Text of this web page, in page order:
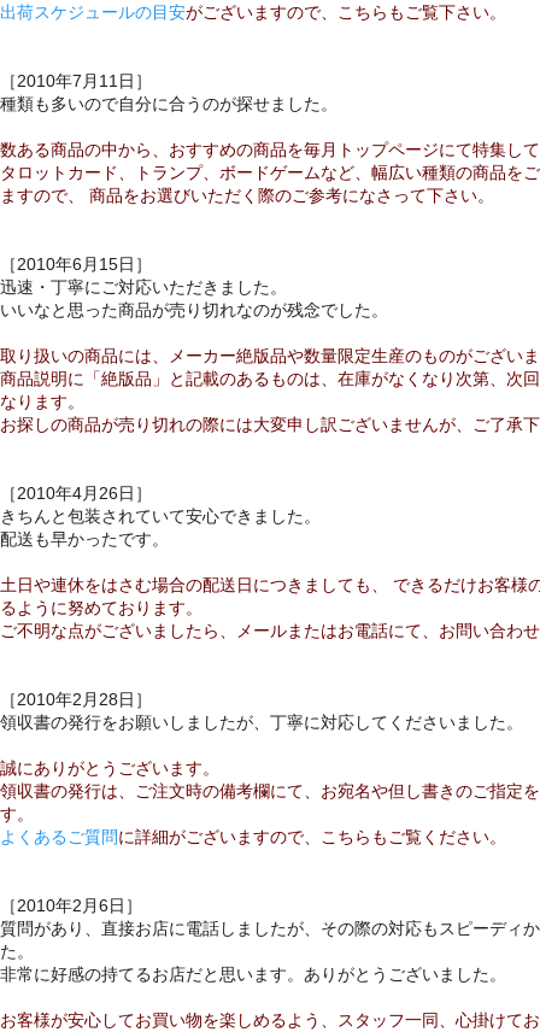
出荷スケジュールの目安がございますので、こちらもご覧下さい。
［2010年7月11日］
種類も多いので自分に合うのが探せました。
数ある商品の中から、おすすめの商品を毎月トップページにて特集し
タロットカード、トランプ、ボードゲームなど、幅広い種類の商品を
ますので、 商品をお選びいただく際のご参考になさって下さい。
［2010年6月15日］
迅速・丁寧にご対応いただきました。
いいなと思った商品が売り切れなのが残念でした。
取り扱いの商品には、メーカー絶版品や数量限定生産のものがござい
商品説明に「絶版品」と記載のあるものは、在庫がなくなり次第、次
なります。
お探しの商品が売り切れの際には大変申し訳ございませんが、ご了承
［2010年4月26日］
きちんと包装されていて安心できました。
配送も早かったです。
土日や連休をはさむ場合の配送日につきましても、 できるだけお客様
るように努めております。
ご不明な点がございましたら、メールまたはお電話にて、お問い合わ
［2010年2月28日］
領収書の発行をお願いしましたが、丁寧に対応してくださいました。
誠にありがとうございます。
領収書の発行は、ご注文時の備考欄にて、お宛名や但し書きのご指定
す。
よくあるご質問に詳細がございますので、こちらもご覧ください。
［2010年2月6日］
質問があり、直接お店に電話しましたが、その際の対応もスピーディ
た。
非常に好感の持てるお店だと思います。ありがとうございました。
お客様が安心してお買い物を楽しめるよう、スタッフ一同、心掛けて